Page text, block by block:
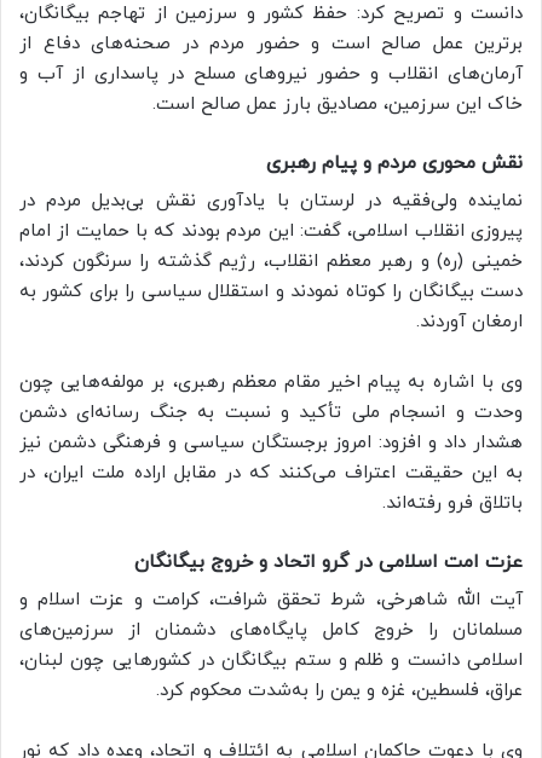
دانست و تصریح کرد: حفظ کشور و سرزمین از تهاجم بیگانگان،
برترین عمل صالح است و حضور مردم در صحنه‌های دفاع از
آرمان‌های انقلاب و حضور نیروهای مسلح در پاسداری از آب و
خاک این سرزمین، مصادیق بارز عمل صالح است.
نقش محوری مردم و پیام رهبری
نماینده ولی‌فقیه در لرستان با یادآوری نقش بی‌بدیل مردم در
پیروزی انقلاب اسلامی، گفت: این مردم بودند که با حمایت از امام
خمینی (ره) و رهبر معظم انقلاب، رژیم گذشته را سرنگون کردند،
دست بیگانگان را کوتاه نمودند و استقلال سیاسی را برای کشور به
ارمغان آوردند.
وی با اشاره به پیام اخیر مقام معظم رهبری، بر مولفه‌هایی چون
وحدت و انسجام ملی تأکید و نسبت به جنگ رسانه‌ای دشمن
هشدار داد و افزود: امروز برجستگان سیاسی و فرهنگی دشمن نیز
به این حقیقت اعتراف می‌کنند که در مقابل اراده ملت ایران، در
باتلاق فرو رفته‌اند.
عزت امت اسلامی در گرو اتحاد و خروج بیگانگان
آیت الله شاهرخی، شرط تحقق شرافت، کرامت و عزت اسلام و
مسلمانان را خروج کامل پایگاه‌های دشمنان از سرزمین‌های
اسلامی دانست و ظلم و ستم بیگانگان در کشورهایی چون لبنان،
عراق، فلسطین، غزه و یمن را به‌شدت محکوم کرد.
وی با دعوت حاکمان اسلامی به ائتلاف و اتحاد، وعده داد که نور